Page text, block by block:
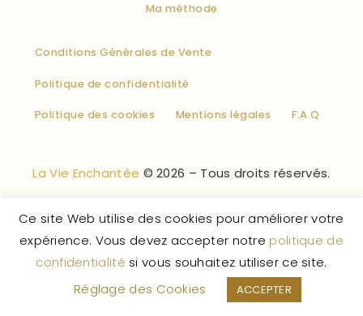
Ma méthode
Conditions Générales de Vente
Politique de confidentialité
Politique des cookies Mentions légales F.A.Q
La Vie Enchantée © 2026 – Tous droits réservés.
Ce site Web utilise des cookies pour améliorer votre
expérience. Vous devez accepter notre politique de
confidentialité si vous souhaitez utiliser ce site.
Réglage des Cookies
ACCEPTER